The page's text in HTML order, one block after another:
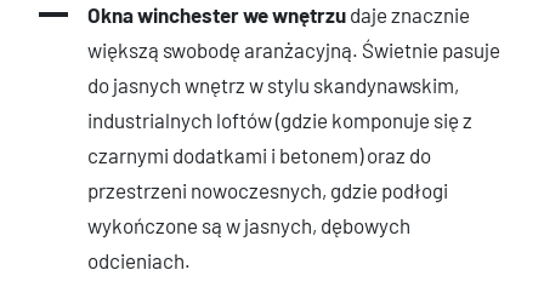
Okna winchester we wnętrzu daje znacznie
większą swobodę aranżacyjną. Świetnie pasuje
do jasnych wnętrz w stylu skandynawskim,
industrialnych loftów (gdzie komponuje się z
czarnymi dodatkami i betonem) oraz do
przestrzeni nowoczesnych, gdzie podłogi
wykończone są w jasnych, dębowych
odcieniach.